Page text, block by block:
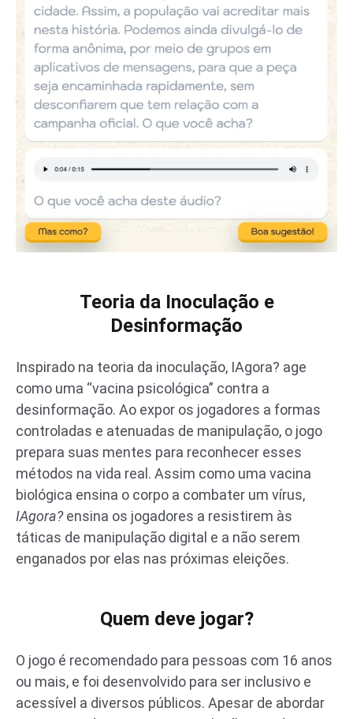
Teoria da Inoculação e
Desinformação
Inspirado na teoria da inoculação, IAgora? age
como uma “vacina psicológica” contra a
desinformação. Ao expor os jogadores a formas
controladas e atenuadas de manipulação, o jogo
prepara suas mentes para reconhecer esses
métodos na vida real. Assim como uma vacina
biológica ensina o corpo a combater um vírus,
IAgora?ensina os jogadores a resistirem às
táticas de manipulação digital e a não serem
enganados por elas nas próximas eleições.
Quem deve jogar?
O jogo é recomendado para pessoas com 16 anos
ou mais, e foi desenvolvido para ser inclusivo e
acessível a diversos públicos. Apesar de abordar